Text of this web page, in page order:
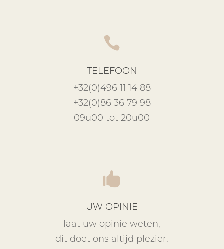

TELEFOON
+32(0)496 11 14 88
+32(0)86 36 79 98
09u00 tot 20u00

UW OPINIE
laat uw opinie weten,
dit doet ons altijd plezier.